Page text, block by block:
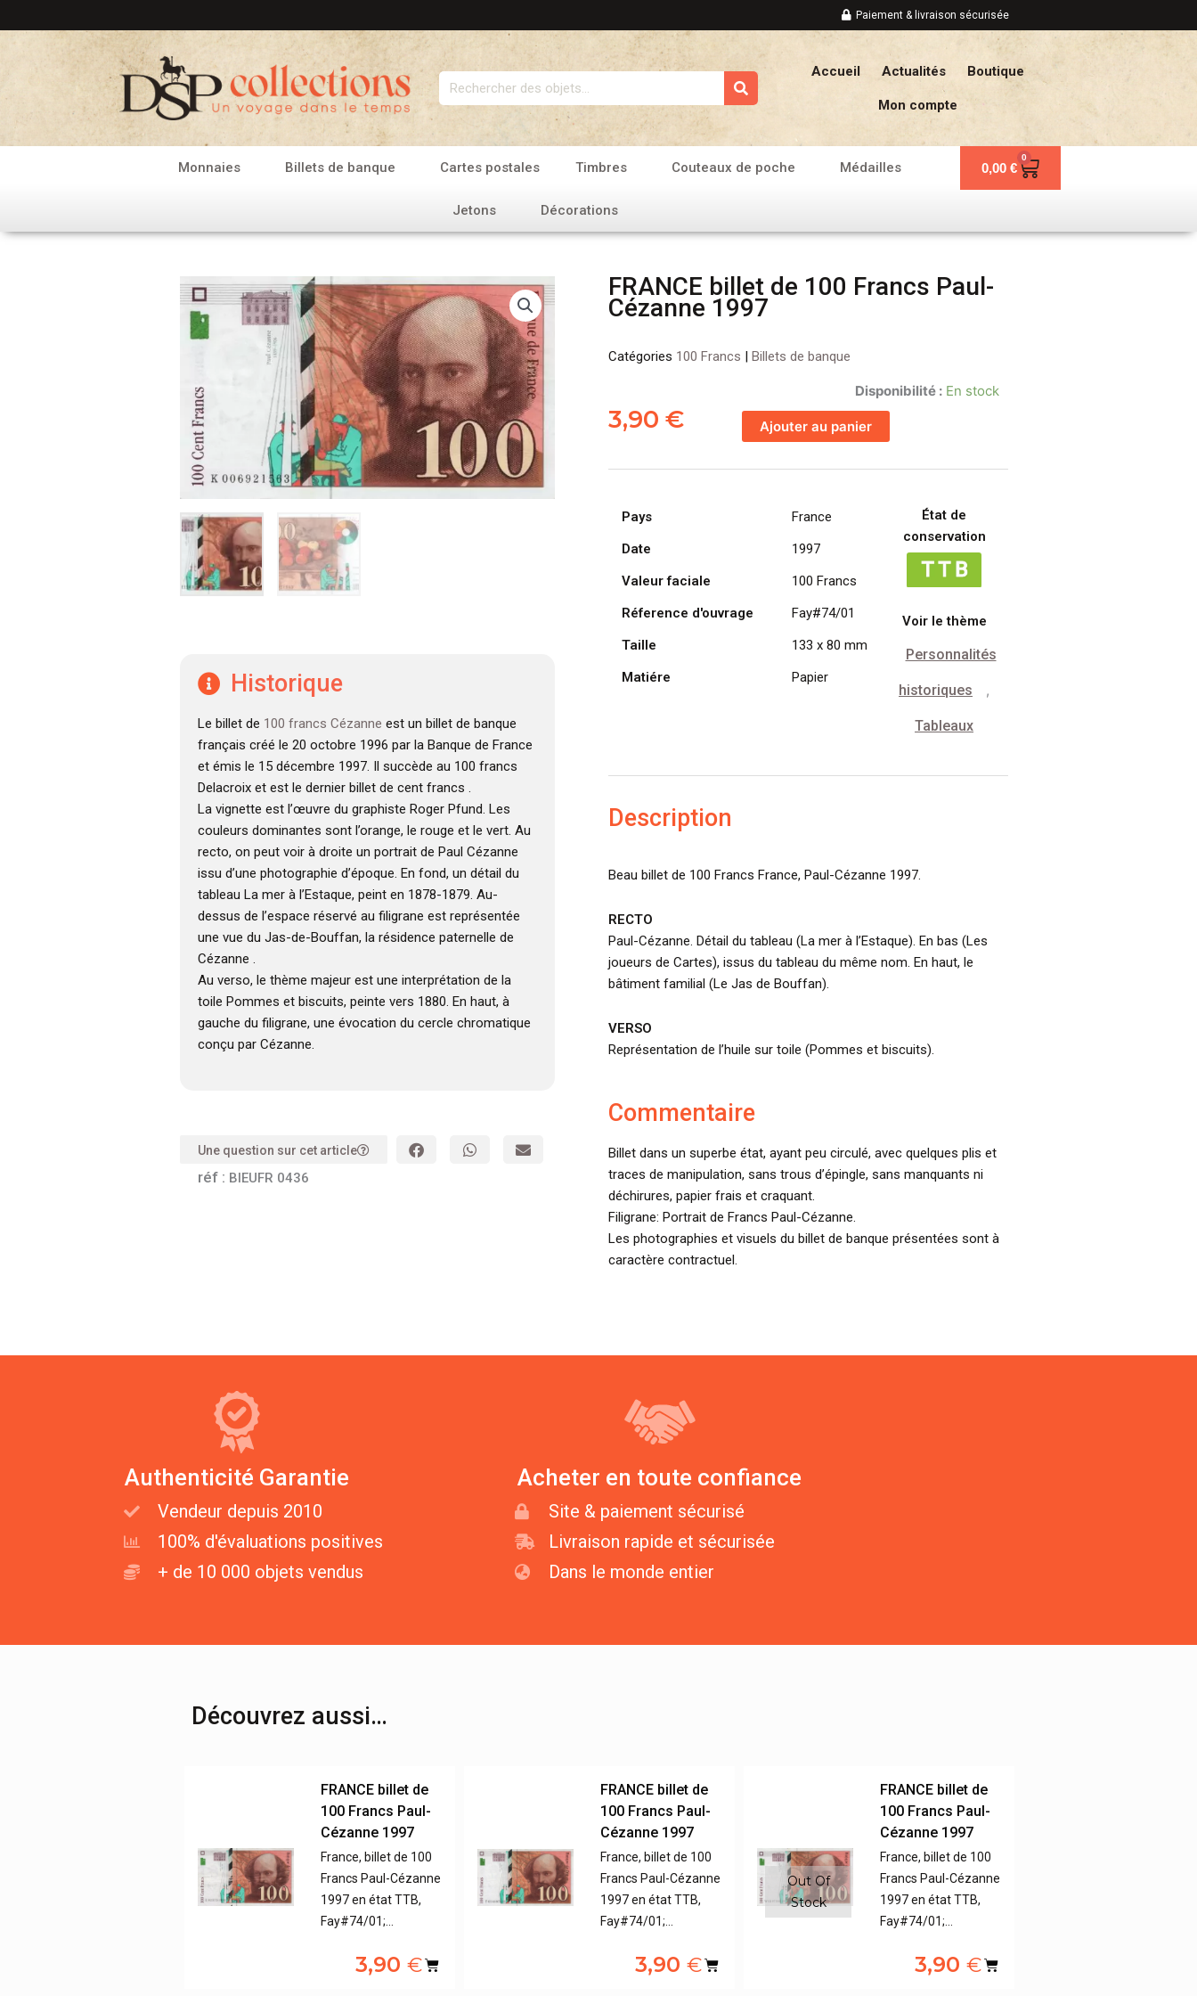
au
contenu
Paiement & livraison sécurisée
Rechercher
Accueil Actualités Boutique
Mon compte
Monnaies Billets de banque Cartes postales Timbres Couteaux de poche Médailles
Jetons Décorations
0,00 €
0
Panier
Historique
Le billet de 100 francs Cézanne est un billet de banque
français créé le 20 octobre 1996 par la Banque de France
et émis le 15 décembre 1997. Il succède au 100 francs
Delacroix et est le dernier billet de cent francs .
La vignette est l’œuvre du graphiste Roger Pfund. Les
couleurs dominantes sont l’orange, le rouge et le vert. Au
recto, on peut voir à droite un portrait de Paul Cézanne
issu d’une photographie d’époque. En fond, un détail du
tableau La mer à l’Estaque, peint en 1878-1879. Au-
dessus de l’espace réservé au filigrane est représentée
une vue du Jas-de-Bouffan, la résidence paternelle de
Cézanne .
Au verso, le thème majeur est une interprétation de la
toile Pommes et biscuits, peinte vers 1880. En haut, à
gauche du filigrane, une évocation du cercle chromatique
conçu par Cézanne.
Une question sur cet article
réf : BIEUFR 0436
FRANCE billet de 100 Francs Paul-
Cézanne 1997
Catégories 100 Francs | Billets de banque
3,90 €
Disponibilité : En stock
de
FRANCE
de
Ajouter au panier
Pays
France
Date
1997
Valeur faciale
100 Francs
Réference d'ouvrage
Fay#74/01
Taille
133 x 80 mm
Matiére
Papier
État de
conservation
Voir le thème
Personnalités
historiques ,
Tableaux
Description
Beau billet de 100 Francs France, Paul-Cézanne 1997.
RECTO
Paul-Cézanne. Détail du tableau (La mer à l’Estaque). En bas (Les
joueurs de Cartes), issus du tableau du même nom. En haut, le
bâtiment familial (Le Jas de Bouffan).
VERSO
Représentation de l’huile sur toile (Pommes et biscuits).
Commentaire
Billet dans un superbe état, ayant peu circulé, avec quelques plis et
traces de manipulation, sans trous d’épingle, sans manquants ni
déchirures, papier frais et craquant.
Filigrane: Portrait de Francs Paul-Cézanne.
Les photographies et visuels du billet de banque présentées sont à
caractère contractuel.
Authenticité Garantie
Vendeur depuis 2010
100% d'évaluations positives
+ de 10 000 objets vendus
Acheter en toute confiance
Site & paiement sécurisé
Livraison rapide et sécurisée
Dans le monde entier
Découvrez aussi…
FRANCE billet de
100 Francs Paul-
Cézanne 1997
France, billet de 100
Francs Paul-Cézanne
1997 en état TTB,
Fay#74/01;…
3,90 €
FRANCE billet de
100 Francs Paul-
Cézanne 1997
France, billet de 100
Francs Paul-Cézanne
1997 en état TTB,
Fay#74/01;…
3,90 €
Out Of
Stock
FRANCE billet de
100 Francs Paul-
Cézanne 1997
France, billet de 100
Francs Paul-Cézanne
1997 en état TTB,
Fay#74/01;…
3,90 €